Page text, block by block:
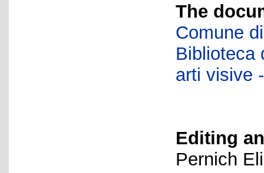
The
Comune
Biblioteca
arti visive
Editing
Pernich